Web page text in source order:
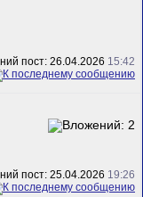
пост: 26.04.2026 15:42
пост: 25.04.2026 19:26